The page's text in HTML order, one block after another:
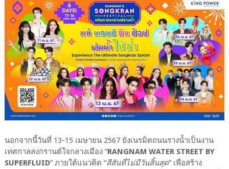
นอกจากนี้วันที่ 13-15 เมษายน 2567 ยังเนรมิตถนนรางน้ำเป็นงาน
เทศกาลสงกรานต์ใจกลางเมือง “RANGNAM WATER STREET BY
SUPERFLUID” ภายใต้แนวคิด “สีสันที่ไม่มีวันสิ้นสุด” เพื่อสร้าง